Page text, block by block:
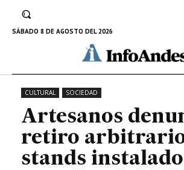
SÁBADO 8 DE AGOSTO DEL 2026
instalados en el
5 DE DICIEMBRE DE 2023
CULTURAL SOCIEDAD
Artesanos
retiro arbitrario
stands